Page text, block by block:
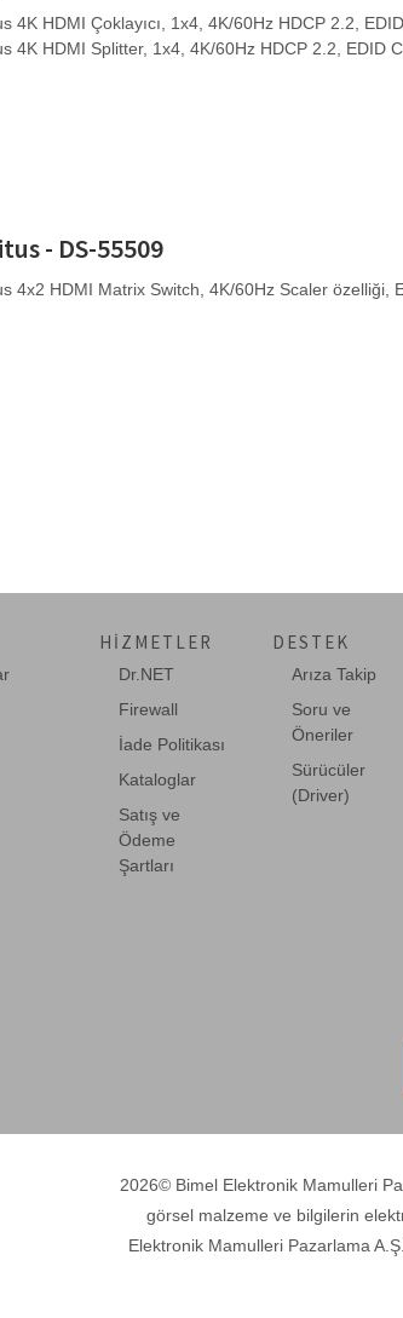
4K HDMI Çoklayıcı, 1x4, 4K/60Hz HDCP 2.2,
4K HDMI Splitter, 1x4, 4K/60Hz HDCP 2.2, EDID
- DS-55509
4x2 HDMI Matrix Switch, 4K/60Hz Scaler özelliği,
HIZMETLER
Dr.NET
Firewall
İade Politikası
Kataloglar
Satış ve
Ödeme
Şartları
DESTEK
Arıza Takip
Soru ve
Öneriler
Sürücüler
(Driver)
2026© Bimel Elektronik Mamulleri
görsel malzeme ve bilgilerin
Elektronik Mamulleri Pazarlama